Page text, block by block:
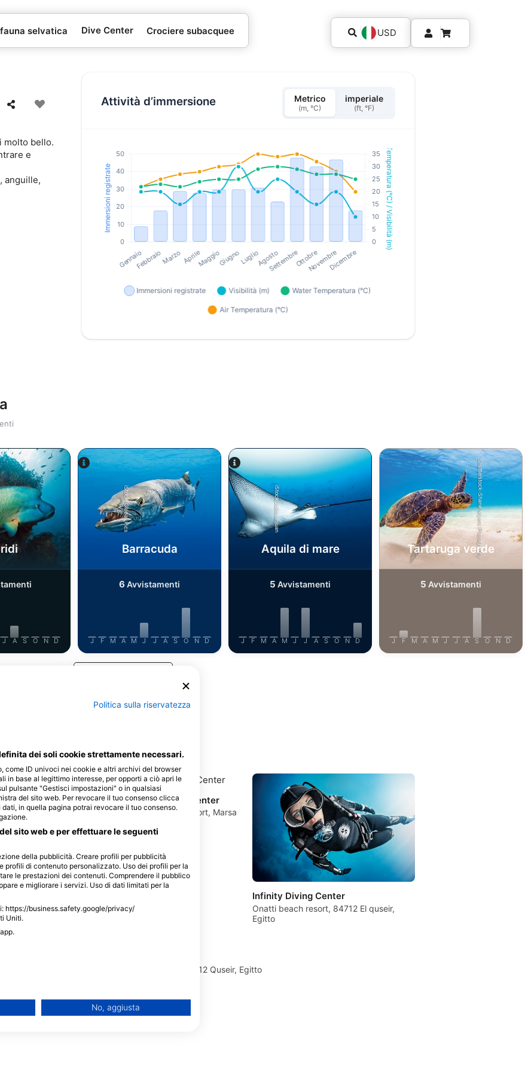
selvatica Dive Center Crociere subacquee USD
molto bello.
e
anguille,
Attività d’immersione Metrico
(m, °C)
imperiale
(ft, °F)
J A S O N D
iStock-Global_Pics
Barracuda
6 Avvistamenti
J F M A M J J A S O N D
iStock/Juliosanjuan
Aquila di mare
5 Avvistamenti
J F M A M J J A S O N D
Shutterstock-Shane Myers Photography
Tartaruga verde
5 Avvistamenti
J F M A M J J A S O N D
sito d'immersione
El Quesier,
SeaWorld Paradise Diving Center
Novotel Marsa Alam Beach Resort, Marsa
Infinity Diving Center
Onatti beach resort, 84712 El quseir,
Egitto
Egitto
Sea World Albatros, 84712 Quseir, Egitto
Politica sulla riservatezza
dei soli cookie strettamente necessari.
come ID univoci nei cookie e altri archivi del browser
in base al legittimo interesse, per opporti a ciò apri le
pulsante "Gestisci impostazioni" o in qualsiasi
del sito web. Per revocare il tuo consenso clicca
in quella pagina potrai revocare il tuo consenso.
sito web e per effettuare le seguenti
della pubblicità. Creare profili per pubblicità
di contenuto personalizzato. Uso dei profili per la
le prestazioni dei contenuti. Comprendere il pubblico
e migliorare i servizi. Uso di dati limitati per la
https://business.safety.google/privacy/
Uniti.
No, aggiusta